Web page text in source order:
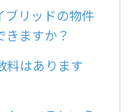
ブリッドの物件
ますか？
料はあります